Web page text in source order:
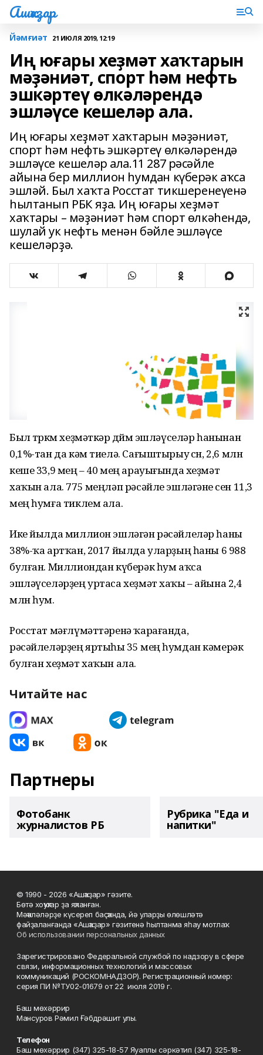
Ашҡаҙар
Йәмғиәт 21 ИЮЛЯ 2019, 12:19
Иң юғары хеҙмәт хаҡтарын
мәҙәниәт, спорт һәм нефть
эшкәртеү өлкәләрендә
эшләүсе кешеләр ала.
Иң юғары хеҙмәт хаҡтарын мәҙәниәт,
спорт һәм нефть эшкәртеү өлкәләрендә
эшләүсе кешеләр ала.11 287 рәсәйле
айына бер миллион һумдан күберәк аҡса
эшләй. Был хаҡта Росстат тикшеренеүенә
һылтанып РБК яҙа. Иң юғары хеҙмәт
хаҡтары – мәҙәниәт һәм спорт өлкәһендә,
шулай ук нефть менән бәйле эшләүсе
кешеләрҙә.
Был төркөм хеҙмәткәр дөйөм эшләүселәр һанынан
0,1%-тан да кәм тиелә. Сағыштырыу өсөн, 2,6 млн
кеше 33,9 мең – 40 мең арауығында хеҙмәт
хаҡын ала. 775 меңләп рәсәйле эшләгәне өсен 11,3
мең һумға тиклем ала.
Ике йылда миллион эшләгән рәсәйлеләр һаны
38%-ҡа артҡан, 2017 йылда уларҙың һаны 6 988
булған. Миллиондан күберәк һум аҡса
эшләүселәрҙең уртаса хеҙмәт хаҡы – айына 2,4
млн һум.
Росстат мәғлүмәттәренә ҡарағанда,
рәсәйлеләрҙең яртыһы 35 мең һумдан кәмерәк
булған хеҙмәт хаҡын ала.
Читайте нас
Партнеры
Фотобанк
журналистов РБ
Рубрика "Еда и
напитки"
© 1990 - 2026 «Ашҡаҙар» гәзите.
Бөтә хоҡуҡтар ҙа яҡланған.
Мәҡәләләрҙе күсереп баҫҡанда, йә уларҙы өлөшләтә
файҙаланғанда «Ашҡаҙар» гәзитенә һылтанма яһау мотлаҡ.
Об использовании персональных данных
Зарегистрировано Федеральной службой по надзору в сфере
связи, информационных технологий и массовых
коммуникаций (РОСКОМНАДЗОР). Регистрационный номер:
серия ПИ №ТУ02-01679 от 22 июля 2019 г.
Баш мөхәррир
Мансуров Рәмил Ғәбдрәшит улы.
Телефон
Баш мөхәррир (347) 325-18-57 Яуаплы сәркәтип (347) 325-18-